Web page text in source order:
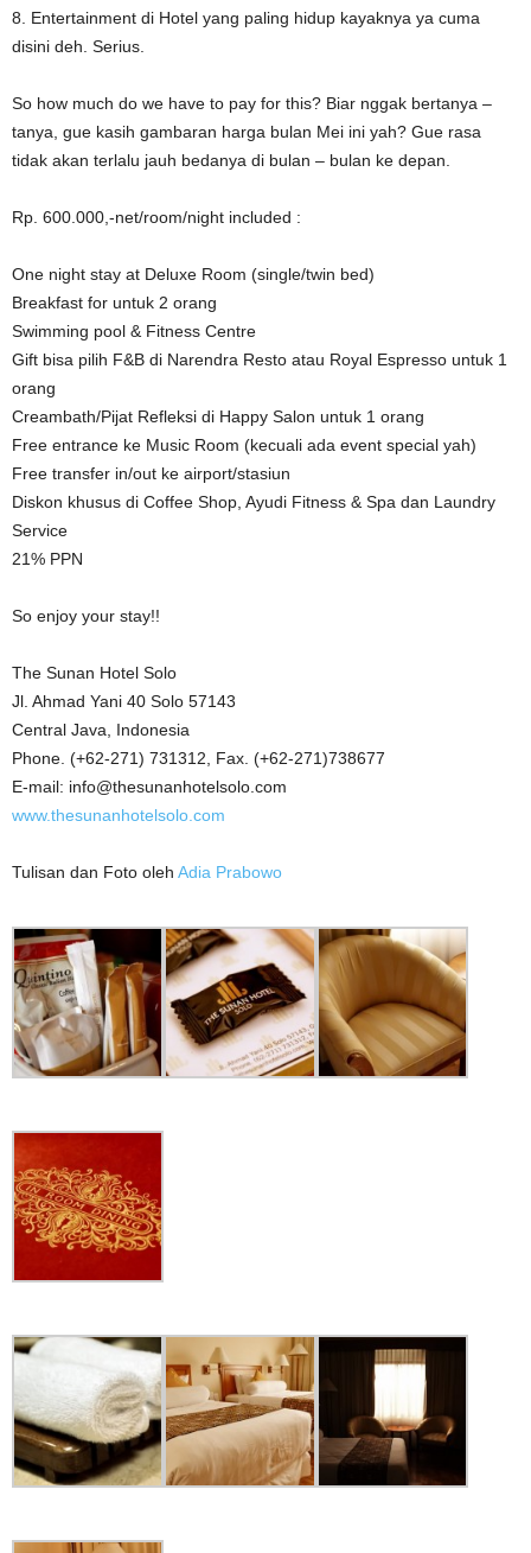
8. Entertainment di Hotel yang paling hidup kayaknya ya cuma
disini deh. Serius.
So how much do we have to pay for this? Biar nggak bertanya –
tanya, gue kasih gambaran harga bulan Mei ini yah? Gue rasa
tidak akan terlalu jauh bedanya di bulan – bulan ke depan.
Rp. 600.000,-net/room/night included :
One night stay at Deluxe Room (single/twin bed)
Breakfast for untuk 2 orang
Swimming pool & Fitness Centre
Gift bisa pilih F&B di Narendra Resto atau Royal Espresso untuk 1
orang
Creambath/Pijat Refleksi di Happy Salon untuk 1 orang
Free entrance ke Music Room (kecuali ada event special yah)
Free transfer in/out ke airport/stasiun
Diskon khusus di Coffee Shop, Ayudi Fitness & Spa dan Laundry
Service
21% PPN
So enjoy your stay!!
The Sunan Hotel Solo
Jl. Ahmad Yani 40 Solo 57143
Central Java, Indonesia
Phone. (+62-271) 731312, Fax. (+62-271)738677
E-mail: info@thesunanhotelsolo.com
www.thesunanhotelsolo.com
Tulisan dan Foto oleh Adia Prabowo